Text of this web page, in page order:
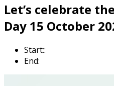
Let’s celebrate
Day 15 October
Start::
End: